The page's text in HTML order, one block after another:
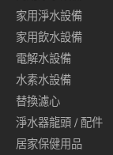
家用淨水設備
家用飲水設備
電解水設備
水素水設備
替換濾心
淨水器龍頭 / 配件
居家保健用品